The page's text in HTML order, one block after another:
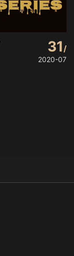
31
2020-07